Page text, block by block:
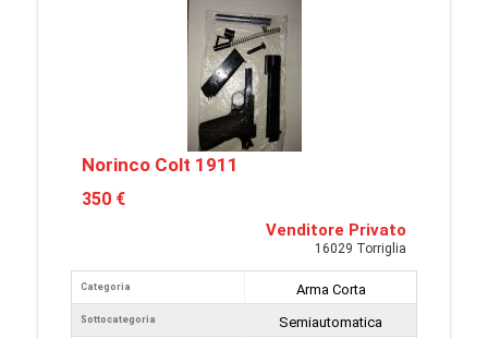
Norinco Colt 1911
350 €
Venditore Privato
16029 Torriglia
Categoria
Sottocategoria
Arma Corta
Semiautomatica